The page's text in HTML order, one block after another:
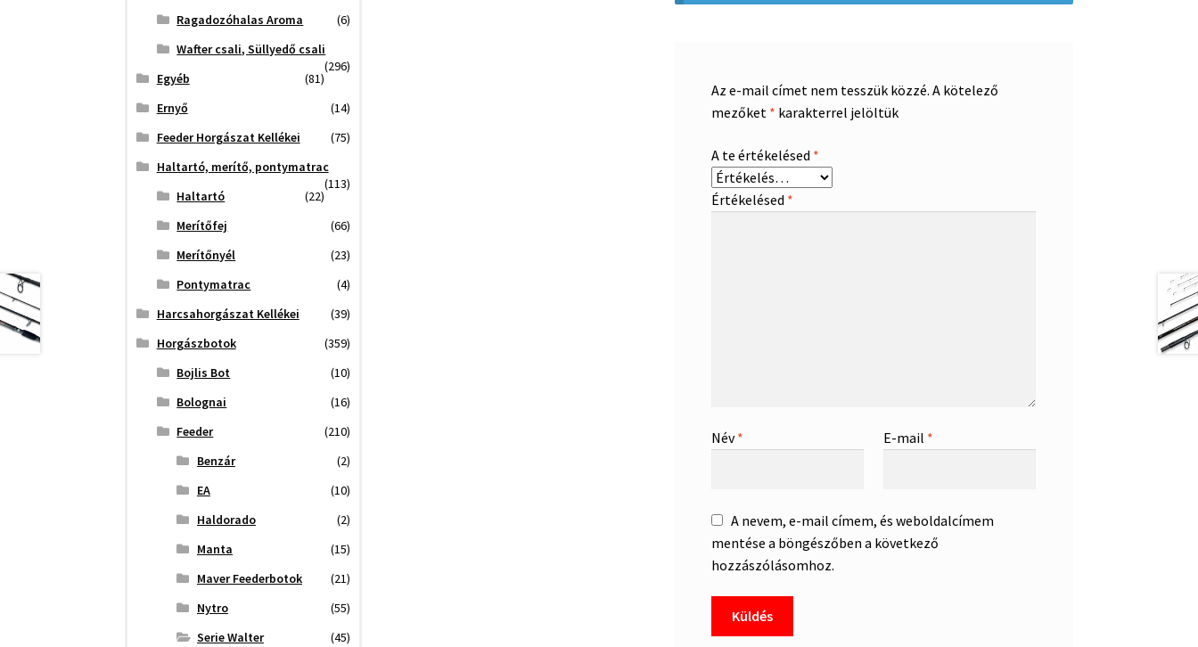
Az e-mail címet nem tesszük közzé. A kötelező
mezőket * karakterrel jelöltük
A te értékelésed *
Értékelésed *
Név* E-mail *
A nevem, e-mail címem, és weboldalcímem
mentése a böngészőben a következő
hozzászólásomhoz.
Ragadozóhalas Aroma
(6)
Wafter csali, Süllyedő csali
(296)
Egyéb
(81)
Ernyő
(14)
Feeder Horgászat Kellékei
(75)
Haltartó, merítő, pontymatrac
(113)
Haltartó
(22)
Merítőfej
(66)
Merítőnyél
(23)
Pontymatrac
(4)
Harcsahorgászat Kellékei
(39)
Horgászbotok
(359)
Bojlis Bot
(10)
Bolognai
(16)
Feeder
(210)
Benzár
(2)
EA
(10)
Haldorado
(2)
Manta
(15)
Maver Feederbotok
(21)
Nytro
(55)
Serie Walter
(45)